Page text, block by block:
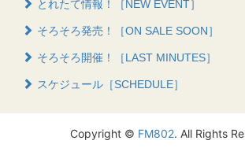
とれたて情報！［NEW EVENT］
そろそろ発売！［ON SALE SOON］
そろそろ開催！［LAST MINUTES］
スケジュール［SCHEDULE］
Copyright © FM802. All Rights